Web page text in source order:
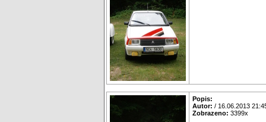
Popis:
Autor: / 16.06.2013
Zobrazeno: 3399x